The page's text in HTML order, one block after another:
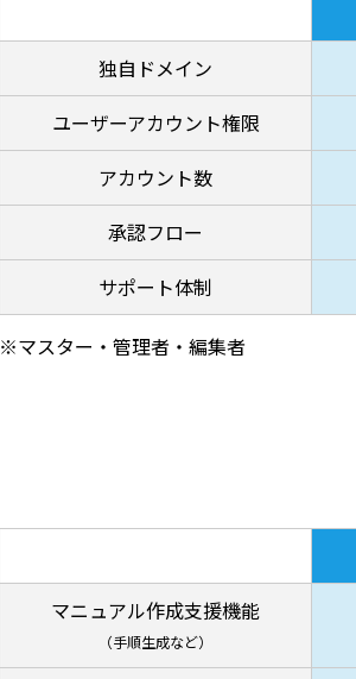
独自ドメイン
ユーザーアカウント権限
アカウント数
承認フロー
サポート体制
※マスター・管理者・編集者
マニュアル作成支援機能
（手順生成など）